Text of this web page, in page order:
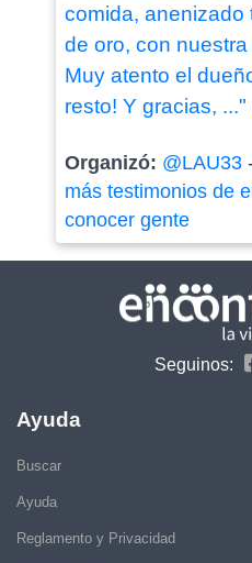
comida, anenizado
de oro, con
Muy atento el
resto! Y gracias,
Organizó: @LAU33
más testimonios de
conocer gente
Seguinos:
Ayuda
Buscar
Ayuda
Reglamento y Privacidad